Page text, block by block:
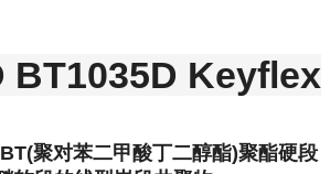
BT1035D Keyflex
聚对苯二甲酸丁二醇酯)聚酯硬段